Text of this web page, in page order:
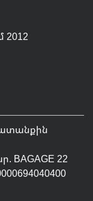
2012
BAGAGE 22